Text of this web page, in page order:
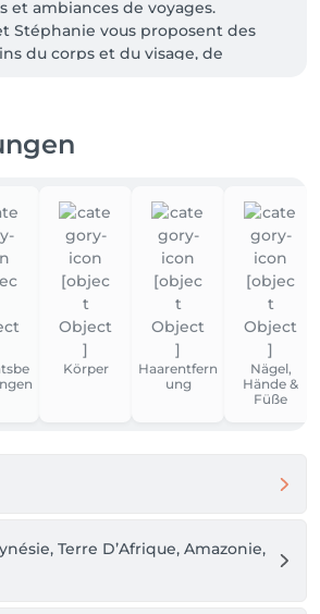
et ambiances de voyages.
Stéphanie vous proposent des
du corps et du visage, de
être notre priorité.
Körper
Haarentfern
ung
Nägel,
Hände &
Füße
Terre D’Afrique, Amazonie,